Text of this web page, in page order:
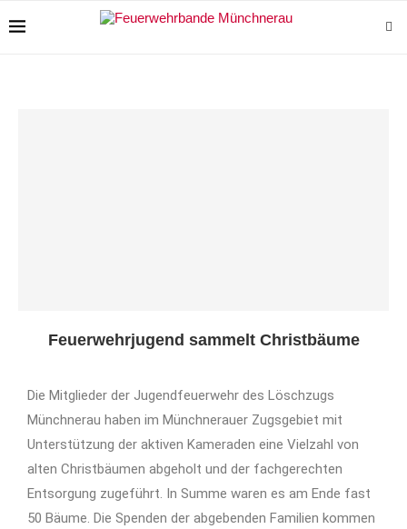
Feuerwehrjugend sammelt Christbäume
Die Mitglieder der Jugendfeuerwehr des Löschzugs
Münchnerau haben im Münchnerauer Zugsgebiet mit
Unterstützung der aktiven Kameraden eine Vielzahl von
alten Christbäumen abgeholt und der fachgerechten
Entsorgung zugeführt. In Summe waren es am Ende fast
50 Bäume. Die Spenden der abgebenden Familien kommen